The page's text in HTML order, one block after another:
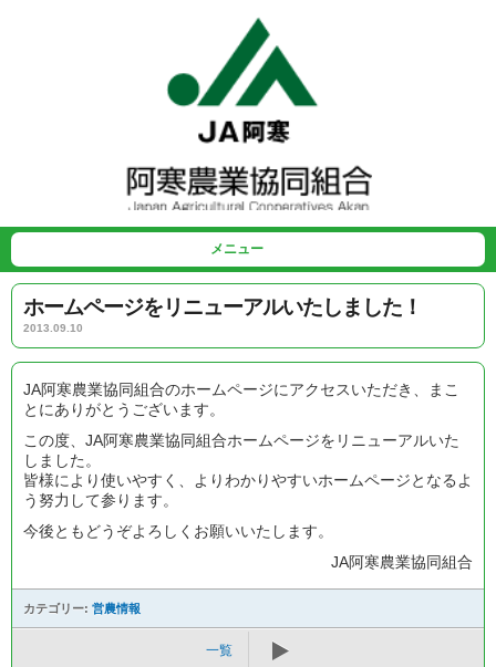
メニュー
ホームページをリニューアルいたしました！
2013.09.10
JA阿寒農業協同組合のホームページにアクセスいただき、まこ
とにありがとうございます。
この度、JA阿寒農業協同組合ホームページをリニューアルいた
しました。
皆様により使いやすく、よりわかりやすいホームページとなるよ
う努力して参ります。
今後ともどうぞよろしくお願いいたします。
JA阿寒農業協同組合
カテゴリー: 営農情報
一覧